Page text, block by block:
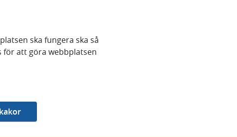
ska fungera ska så
för att göra webbplatsen